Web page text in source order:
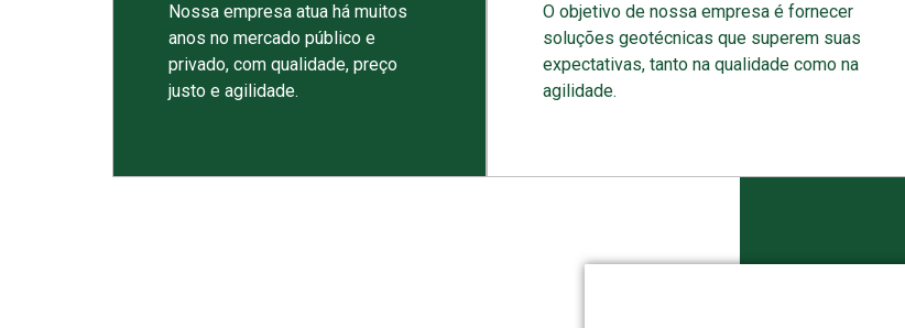
Nossa empresa atua há muitos
anos no mercado público e
privado, com qualidade, preço
justo e agilidade.
O objetivo de nossa empresa é fornecer
soluções geotécnicas que superem suas
expectativas, tanto na qualidade como na
agilidade.